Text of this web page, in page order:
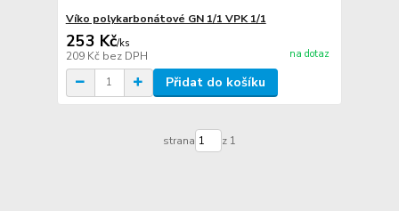
Víko polykarbonátové GN 1/1 VPK 1/1
253 Kč/ks
209 Kč bez DPH na dotaz
Přidat do košíku
strana z 1